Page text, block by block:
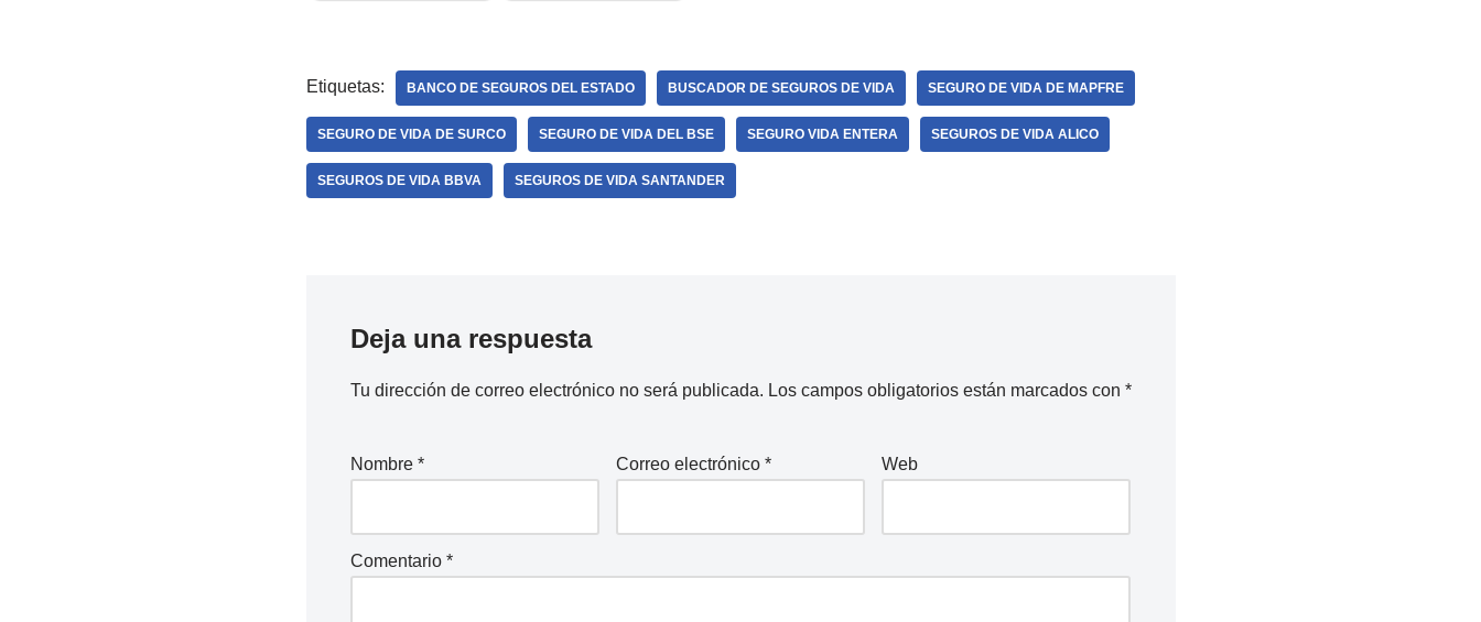
Etiquetas: BANCO DE SEGUROS DEL ESTADO BUSCADOR DE SEGUROS DE VIDA SEGURO DE VIDA DE MAPFRE
SEGURO DE VIDA DE SURCO SEGURO DE VIDA DEL BSE SEGURO VIDA ENTERA SEGUROS DE VIDA ALICO
SEGUROS DE VIDA BBVA SEGUROS DE VIDA SANTANDER
Deja una respuesta
Tu dirección de correo electrónico no será publicada. Los campos obligatorios están marcados con *
Nombre * Correo electrónico * Web
Comentario *